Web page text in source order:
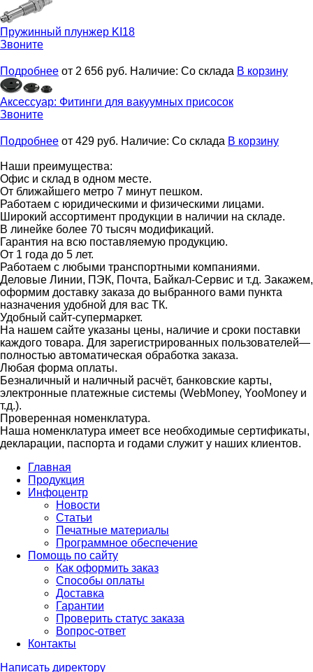
Пружинный плунжер KI18
Звоните
Подробнее от 2 656 руб. Наличие: Со склада В корзину
Аксессуар: Фитинги для вакуумных присосок
Звоните
Подробнее от 429 руб. Наличие: Со склада В корзину
Наши преимущества:
Офис и склад в одном месте.
От ближайшего метро 7 минут пешком.
Работаем с юридическими и физическими лицами.
Широкий ассортимент продукции в наличии на складе.
В линейке более 70 тысяч модификаций.
Гарантия на всю поставляемую продукцию.
От 1 года до 5 лет.
Работаем с любыми транспортными компаниями.
Деловые Линии, ПЭК, Почта, Байкал-Сервис и т.д. Закажем,
оформим доставку заказа до выбранного вами пункта
назначения удобной для вас ТК.
Удобный сайт-супермаркет.
На нашем сайте указаны цены, наличие и сроки поставки
каждого товара. Для зарегистрированных пользователей—
полностью автоматическая обработка заказа.
Любая форма оплаты.
Безналичный и наличный расчёт, банковские карты,
электронные платежные системы (WebMoney, YooMoney и
т.д.).
Проверенная номенклатура.
Наша номенклатура имеет все необходимые сертификаты,
декларации, паспорта и годами служит у наших клиентов.
Главная
Продукция
Инфоцентр
Новости
Статьи
Печатные материалы
Программное обеспечение
Помощь по сайту
Как оформить заказ
Способы оплаты
Доставка
Гарантии
Проверить статус заказа
Вопрос-ответ
Контакты
Написать директору